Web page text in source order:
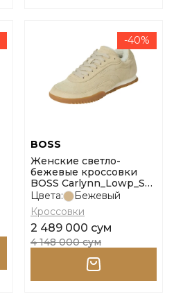
-40%
BOSS
Женские светло-
бежевые кроссовки
BOSS Carlynn_Lowp_Sdf
размер 36
Цвета:
Бежевый
Кроссовки
2 489 000 сум
4 148 000 сум